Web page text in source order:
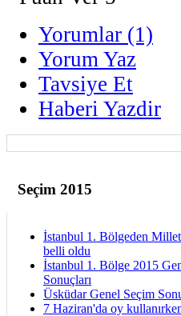
Yorumlar (1)
Yorum Yaz
Tavsiye Et
Haberi Yazdir
Seçim 2015
İstanbul 1. Bölgeden
belli oldu
İstanbul 1. Bölge 2015
Sonuçları
Üsküdar Genel Seçim
7 Haziran'da oy